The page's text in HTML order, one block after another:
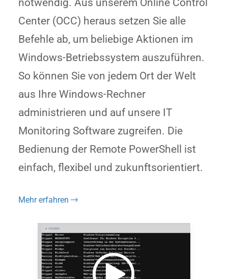
notwendig. Aus unserem Online Control
Center (OCC) heraus setzen Sie alle
Befehle ab, um beliebige Aktionen im
Windows-Betriebssystem auszuführen.
So können Sie von jedem Ort der Welt
aus Ihre Windows-Rechner
administrieren und auf unsere IT
Monitoring Software zugreifen. Die
Bedienung der Remote PowerShell ist
einfach, flexibel und zukunftsorientiert.
Mehr erfahren